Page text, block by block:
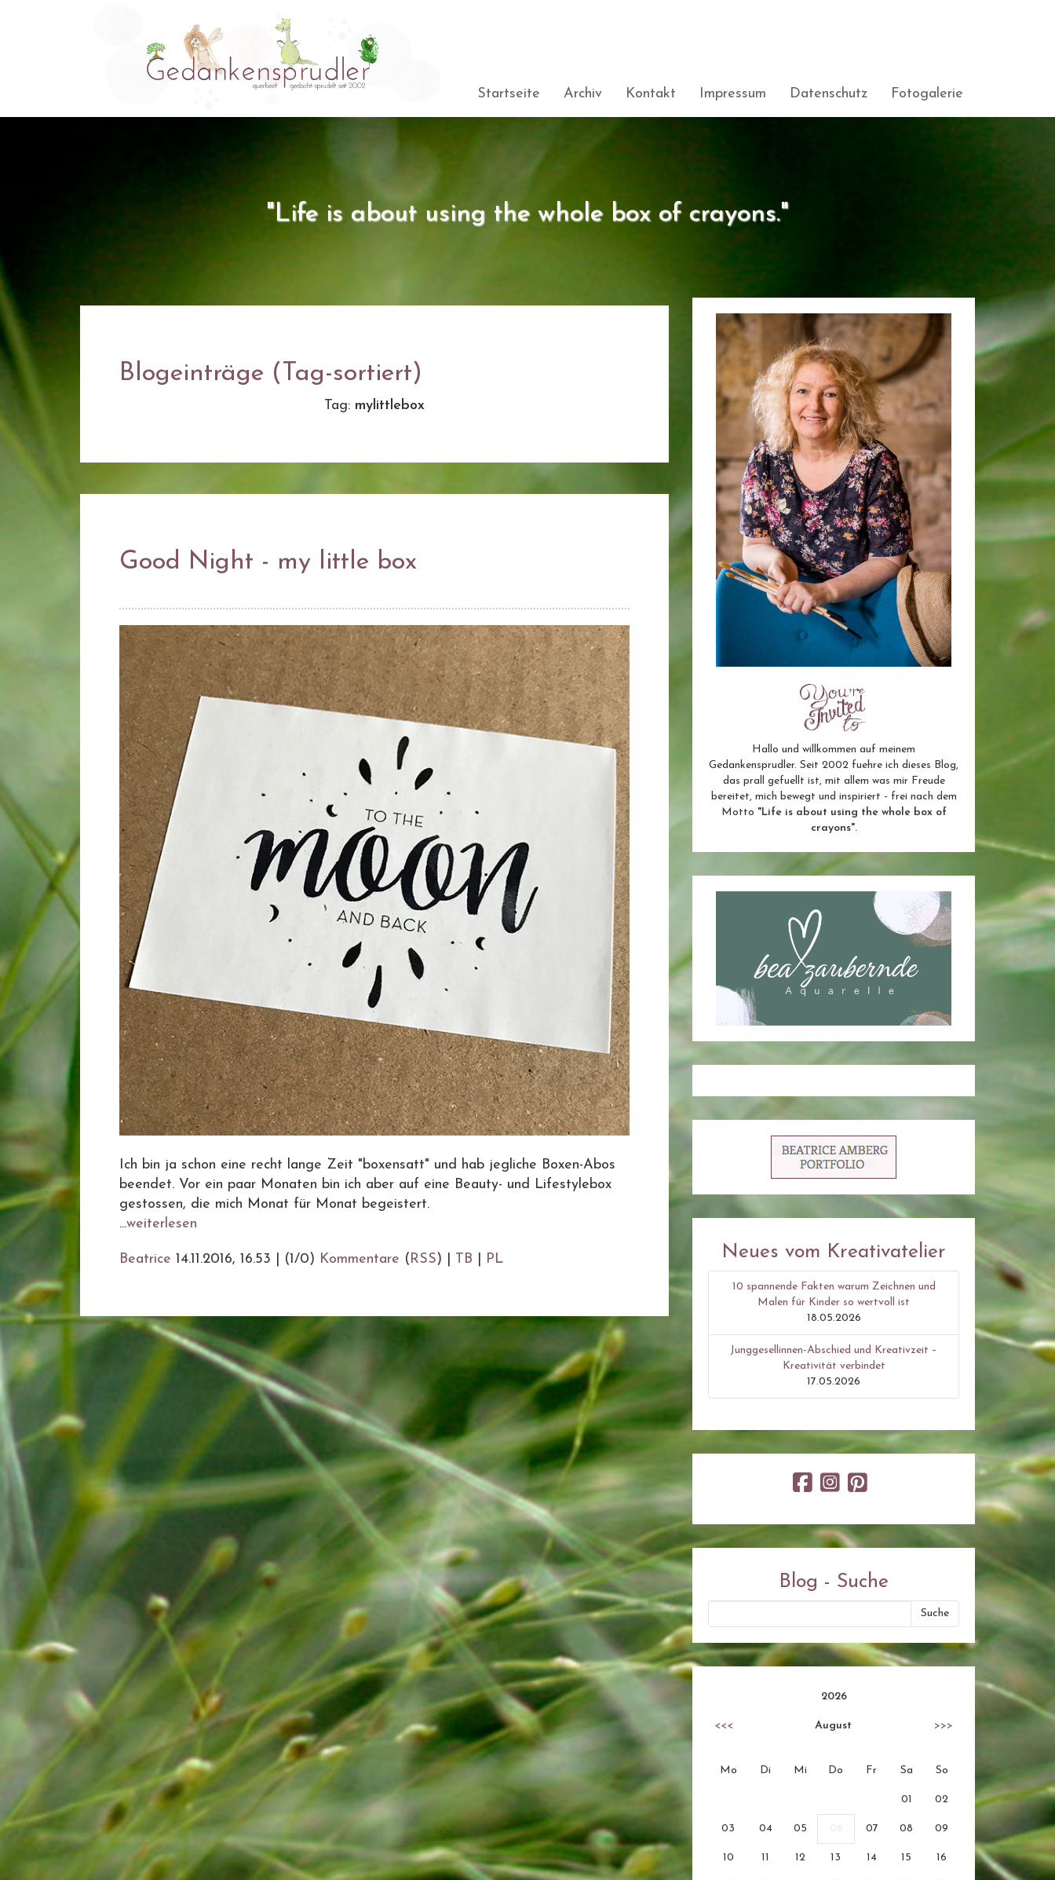
Startseite Archiv Kontakt Impressum Datenschutz Fotogalerie
"Life is about using the whole box of crayons."
Blogeinträge (Tag-sortiert)
Tag: mylittlebox
Good Night - my little box
Ich bin ja schon eine recht lange Zeit "boxensatt" und hab jegliche Boxen-Abos
beendet. Vor ein paar Monaten bin ich aber auf eine Beauty- und Lifestylebox
gestossen, die mich Monat für Monat begeistert.
...weiterlesen
Beatrice 14.11.2016, 16.53 (1/0) Kommentare (RSS) | TB PL
Hallo und willkommen auf meinem
Gedankensprudler. Seit 2002 fuehre ich dieses Blog,
das prall gefuellt ist, mit allem was mir Freude
bereitet, mich bewegt und inspiriert - frei nach dem
Motto "Life is about using the whole box of
crayons".
Neues vom Kreativatelier
10 spannende Fakten warum Zeichnen und
Malen für Kinder so wertvoll ist
18.05.2026
Junggesellinnen-Abschied und Kreativzeit –
Kreativität verbindet
17.05.2026
Blog - Suche
2026
<<< August >>>
Mo Di Mi Do Fr Sa So
01 02
03 04 05 06 07 08 09
10 11 12 13 14 15 16